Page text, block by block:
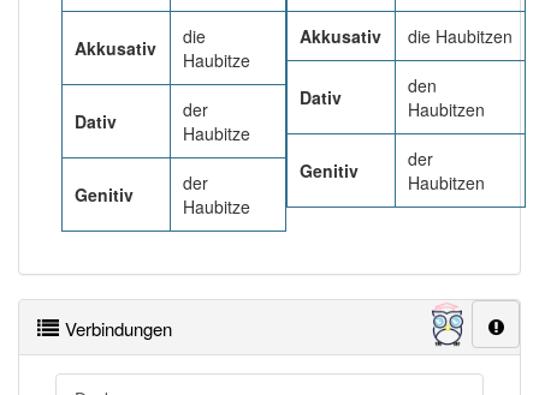
Akkusativ
die
Haubitze
Dativ
der
Haubitze
Genitiv
der
Haubitze
Akkusativ die Haubitzen
Dativ
den
Haubitzen
Genitiv
der
Haubitzen
Verbindungen